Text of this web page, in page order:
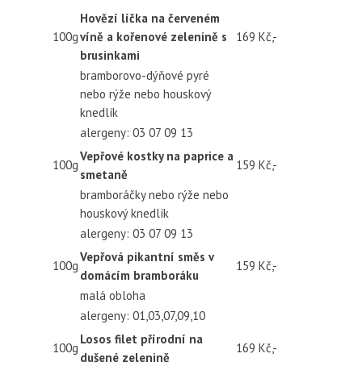
100g
Hovězí líčka na červeném
víně a kořenové zelenině s
brusinkami
169 Kč,-
bramborovo-dýňové pyré
nebo rýže nebo houskový
knedlík
alergeny: 03 07 09 13
100g
Vepřové kostky na paprice a
smetaně
159 Kč,-
bramboráčky nebo rýže nebo
houskový knedlík
alergeny: 03 07 09 13
100g
Vepřová pikantní směs v
domácím bramboráku
159 Kč,-
malá obloha
alergeny: 01,03,07,09,10
100g
Losos filet přírodní na
dušené zelenině
169 Kč,-